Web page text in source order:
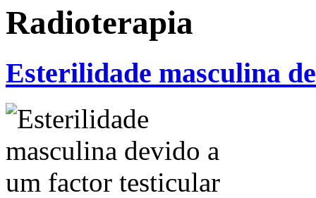
Radioterapia
Esterilidade masculina